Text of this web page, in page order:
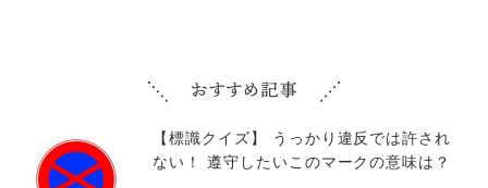
【標識クイズ】 うっかり違反では許され
ない！ 遵守したいこのマークの意味は？